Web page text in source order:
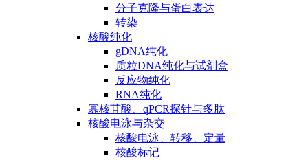
分子克隆与蛋白表达
转染
核酸纯化
gDNA纯化
质粒DNA纯化与试剂盒
反应物纯化
RNA纯化
寡核苷酸、qPCR探针与多肽
核酸电泳与杂交
核酸电泳、转移、定量
核酸标记